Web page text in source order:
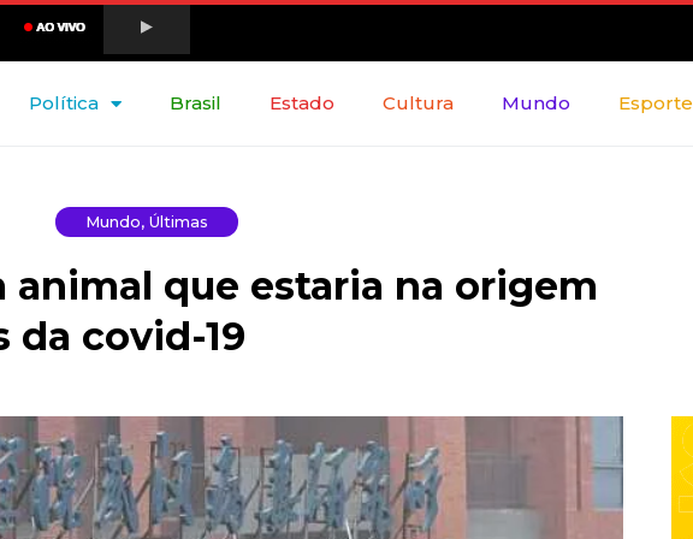
Política Brasil Estado Cultura Mundo Esporte
Mundo, Últimas
que estaria na origem
da covid-19